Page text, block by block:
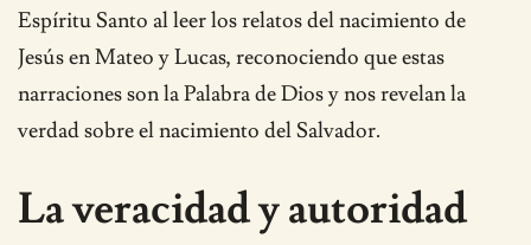
Espíritu Santo al leer los relatos del nacimiento de
Jesús en Mateo y Lucas, reconociendo que estas
narraciones son la Palabra de Dios y nos revelan la
verdad sobre el nacimiento del Salvador.
La veracidad y autoridad